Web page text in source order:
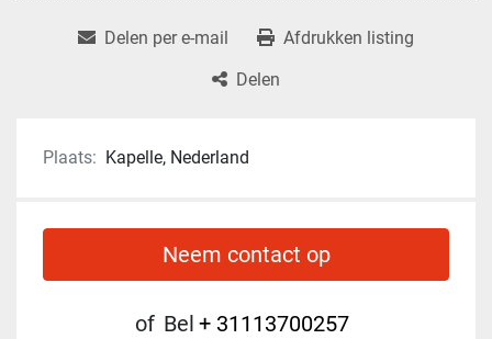
Delen per e-mail
Afdrukken listing
Delen
Plaats: Kapelle, Nederland
Neem contact op
of Bel + 31113700257